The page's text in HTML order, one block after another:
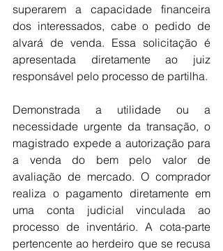
superarem a capacidade financeira
dos interessados, cabe o pedido de
alvará de venda. Essa solicitação é
apresentada diretamente ao juiz
responsável pelo processo de partilha.
Demonstrada a utilidade ou a
necessidade urgente da transação, o
magistrado expede a autorização para
a venda do bem pelo valor de
avaliação de mercado. O comprador
realiza o pagamento diretamente em
uma conta judicial vinculada ao
processo de inventário. A cota-parte
pertencente ao herdeiro que se recusa